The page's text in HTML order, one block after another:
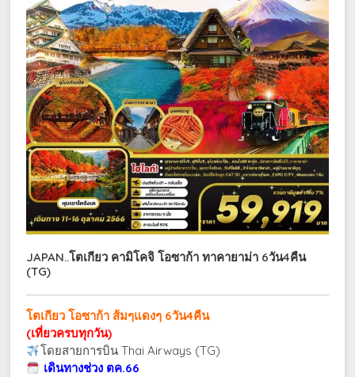
JAPAN..โตเกียว คามิโคจิ โอซาก้า ทาคายาม่า 6วัน4คืน
(TG)
โตเกียว โอซาก้า ส้มๆแดงๆ 6วัน4คืน
(เที่ยวครบทุกวัน)
โดยสายการบิน Thai Airways (TG)
เดินทางช่วง ตค.66